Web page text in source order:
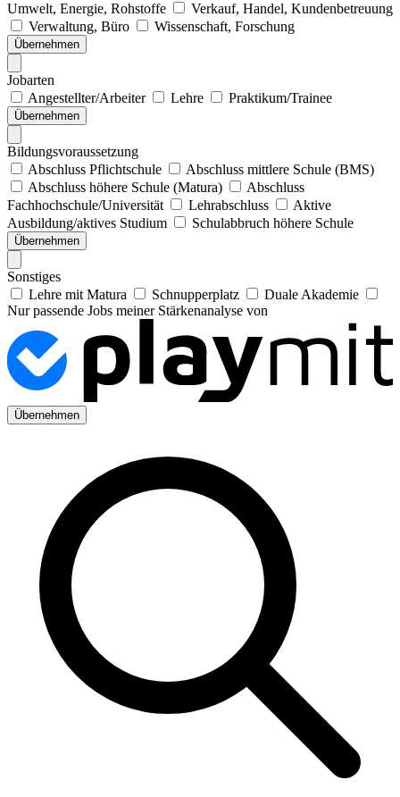
Umwelt, Energie, Rohstoffe
Verkauf, Handel, Kundenbetreuung
Verwaltung, Büro
Wissenschaft, Forschung
Übernehmen
Jobarten
Angestellter/Arbeiter
Lehre Praktikum/Trainee
Übernehmen
Bildungsvoraussetzung
Abschluss Pflichtschule
Abschluss mittlere Schule (BMS)
Abschluss höhere Schule (Matura)
Abschluss
Fachhochschule/Universität
Lehrabschluss
Aktive
Ausbildung/aktives Studium
Schulabbruch höhere Schule
Übernehmen
Sonstiges
Lehre mit Matura
Schnupperplatz
Duale Akademie
Nur passende Jobs meiner Stärkenanalyse von
Übernehmen